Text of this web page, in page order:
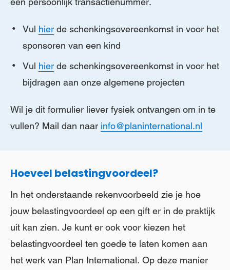
Vul hier de schenkingsovereenkomst in voor het
sponsoren van een kind
Vul hier de schenkingsovereenkomst in voor het
bijdragen aan onze algemene projecten
Wil je dit formulier liever fysiek ontvangen om in te
vullen? Mail dan naar info@planinternational.nl
Hoeveel belastingvoordeel?
In het onderstaande rekenvoorbeeld zie je hoe
jouw belastingvoordeel op een gift er in de praktijk
uit kan zien. Je kunt er ook voor kiezen het
belastingvoordeel ten goede te laten komen aan
het werk van Plan International. Op deze manier